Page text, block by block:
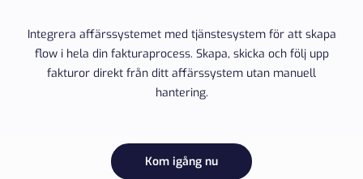
Integrera affärssystemet med tjänstesystem för att skapa
flow i hela din fakturaprocess. Skapa, skicka och följ upp
fakturor direkt från ditt affärssystem utan manuell
hantering.
Kom igång nu